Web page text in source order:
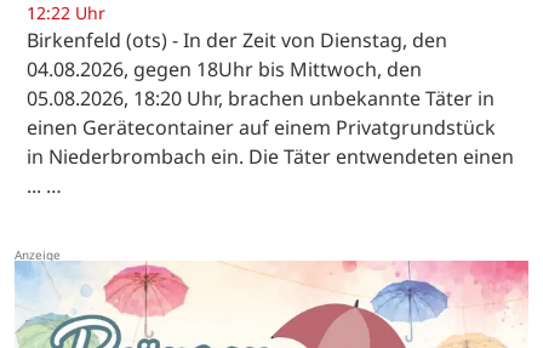
12:22 Uhr
Birkenfeld (ots) - In der Zeit von Dienstag, den
04.08.2026, gegen 18Uhr bis Mittwoch, den
05.08.2026, 18:20 Uhr, brachen unbekannte Täter in
einen Gerätecontainer auf einem Privatgrundstück
in Niederbrombach ein. Die Täter entwendeten einen
... …